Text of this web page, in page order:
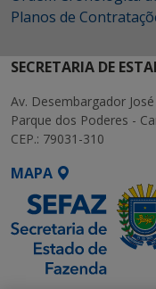
Planos de
SECRETARIA DE
Av. Desembargador
Parque dos Poderes -
CEP.: 79031-310
MAPA